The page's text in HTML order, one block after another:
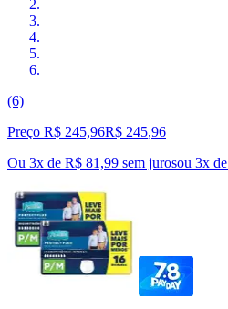
(6)
Preço R$ 245,96R$ 245,96
Ou 3x de R$ 81,99 sem jurosou 3x de